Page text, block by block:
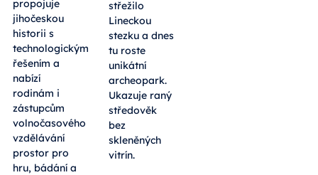
propojuje
jihočeskou
historii s
technologickým
řešením a
nabízí
rodinám i
zástupcům
volnočasového
vzdělávání
prostor pro
hru, bádání a
střežilo
Lineckou
stezku a dnes
tu roste
unikátní
archeopark.
Ukazuje raný
středověk
bez
skleněných
vitrín.